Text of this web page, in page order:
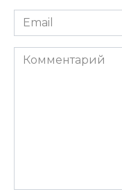
Email
*
Комментарий